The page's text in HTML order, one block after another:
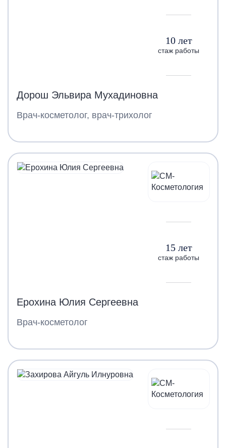
10 лет
стаж работы
Дорош Эльвира Мухадиновна
Врач-косметолог, врач-трихолог
15 лет
стаж работы
Ерохина Юлия Сергеевна
Врач-косметолог